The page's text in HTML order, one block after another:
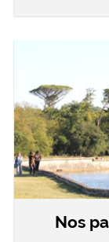
Nos